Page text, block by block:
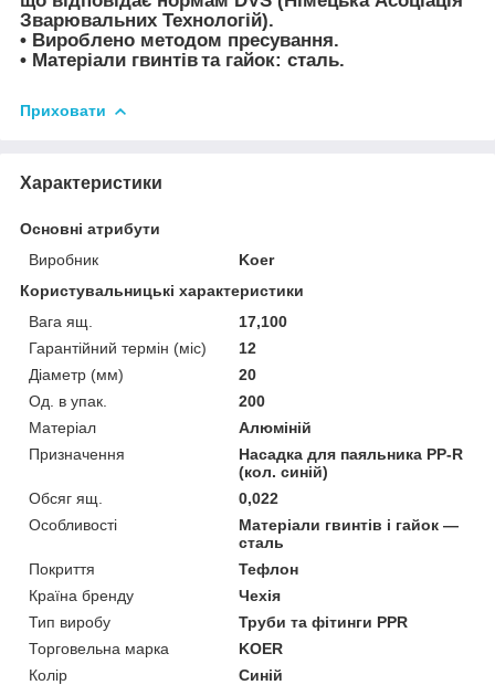
Зварювальних Технологій).
• Вироблено методом пресування.
• Матеріали гвинтів та гайок: сталь.
Приховати
Характеристики
Основні атрибути
Виробник
Koer
Користувальницькі характеристики
Вага ящ.
17,100
Гарантійний термін (міс)
12
Діаметр (мм)
20
Од. в упак.
200
Матеріал
Алюміній
Призначення
Насадка для паяльника PP-R
(кол. синій)
Обсяг ящ.
0,022
Особливості
Матеріали гвинтів і гайок —
сталь
Покриття
Тефлон
Країна бренду
Чехія
Тип виробу
Труби та фітинги PPR
Торговельна марка
KOER
Колір
Синій